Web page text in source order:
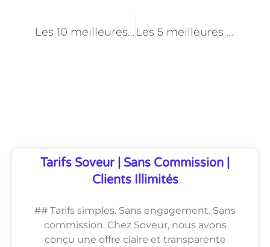
Les 10 meilleures astuces pour une vie saine Les 5 meilleures applications pour gérer votre argent
Tarifs Soveur | Sans Commission |
Clients Illimités
## Tarifs simples. Sans engagement. Sans
commission. Chez Soveur, nous avons
conçu une offre claire et transparente